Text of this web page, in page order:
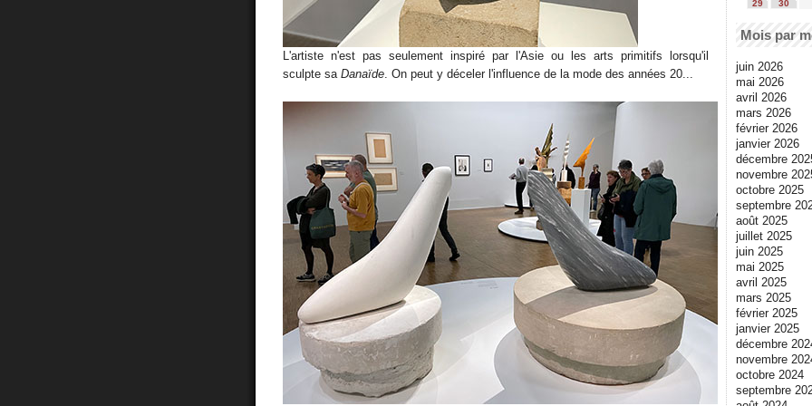
L'artiste n'est pas seulement inspiré par l'Asie ou les arts primitifs lorsqu'il
sculpte sa Danaïde . On peut y déceler l'influence de la mode des années 20...
29
30
Mois par
juin 2026
mai 2026
avril 2026
mars 2026
février 2026
janvier 2026
décembre
novembre
octobre 2025
septembre
août 2025
juillet 2025
juin 2025
mai 2025
avril 2025
mars 2025
février 2025
janvier 2025
décembre
novembre
octobre 2024
septembre